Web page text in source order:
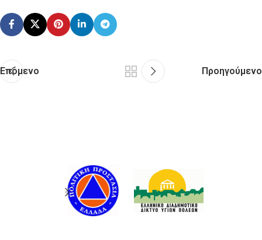
Επόμενο Προηγούμενο